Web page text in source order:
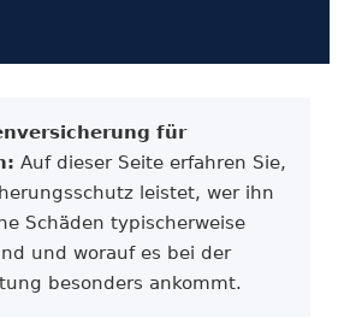
für
Auf dieser Seite erfahren Sie,
leistet, wer ihn
Schäden typischerweise
und worauf es bei der
besonders ankommt.